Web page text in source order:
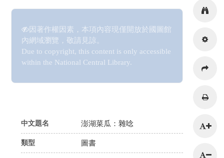
因著作權因素，本項內容現僅開放於國圖館
內網域瀏覽，敬請見諒。
Due to copyright, this content is only accessible
within the National Central Library.
中文題名 澎湖菜瓜：雜唸
類型 圖書